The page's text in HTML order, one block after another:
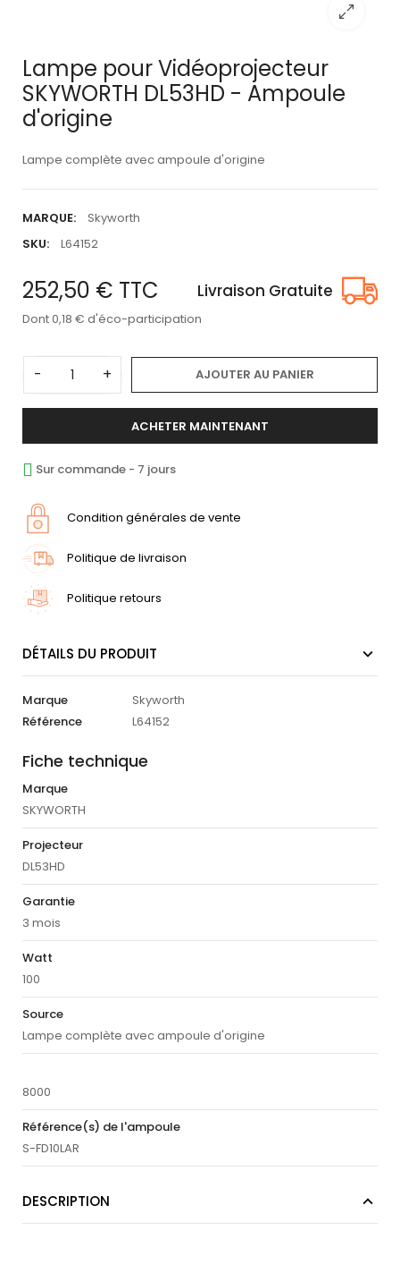
Lampe pour Vidéoprojecteur
SKYWORTH DL53HD - Ampoule
d'origine
Lampe complète avec ampoule d'origine
MARQUE:
Skyworth
SKU:
L64152
252,50 € TTC Livraison Gratuite
Dont 0,18 € d'éco-participation
- + AJOUTER AU PANIER
ACHETER MAINTENANT
Sur commande - 7 jours
Condition générales de vente
Politique de livraison
Politique retours
DESCRIPTION
DÉTAILS DU PRODUIT
Marque
Skyworth
Référence
L64152
Fiche technique
Marque
SKYWORTH
Projecteur
DL53HD
Garantie
3 mois
Watt
100
Source
Lampe complète avec ampoule d'origine
8000
Référence(s) de l'ampoule
S-FD10LAR